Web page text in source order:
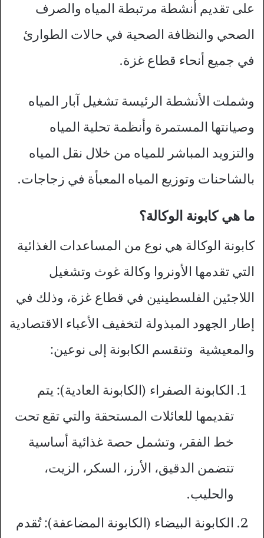
على تقديم أنشطة مرتبطة المياه والصرف
الصحي والنظافة الصحية في حالات الطوارئ
في جميع أنحاء قطاع غزة.
وشملت الأنشطة الرئيسة تشغيل آبار المياه
وصيانتها المستمرة وأنظمة تحلية المياه
والتزويد المباشر للمياه من خلال نقل المياه
بالشاحنات وتوزيع المياه المعبأة في زجاجات.
ما هي كابونة الوكالة؟
كابونة الوكالة هي نوع من المساعدات الغذائية
التي تقدمها الأونروا وكالة غوث وتشغيل
اللاجئين الفلسطينين في قطاع غزة، وذلك في
إطار الجهود المبذولة لتخفيف الأعباء الاقتصادية
والمعيشية وتنقسم الكابونة إلى نوعين:
الكابونة الصفراء (الكابونة العادية): يتم
تقديمها للعائلات المستحقة والتي تقع تحت
خط الفقر، وتشمل حصة غذائية أساسية
تتضمن الدقيق، الأرز، السكر، الزيت،
والحليب.
الكابونة البيضاء (الكابونة المضاعفة): تُقدم